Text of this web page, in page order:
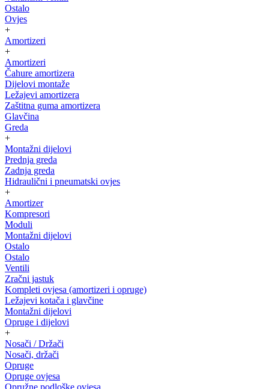
Ostalo
Ovjes
+
Amortizeri
+
Amortizeri
Čahure amortizera
Dijelovi montaže
Ležajevi amortizera
Zaštitna guma amortizera
Glavčina
Greda
+
Montažni dijelovi
Prednja greda
Zadnja greda
Hidraulični i pneumatski ovjes
+
Amortizer
Kompresori
Moduli
Montažni dijelovi
Ostalo
Ostalo
Ventili
Zračni jastuk
Kompleti ovjesa (amortizeri i opruge)
Ležajevi kotača i glavčine
Montažni dijelovi
Opruge i dijelovi
+
Nosači / Držači
Nosači, držači
Opruge
Opruge ovjesa
Opružne podloške ovjesa